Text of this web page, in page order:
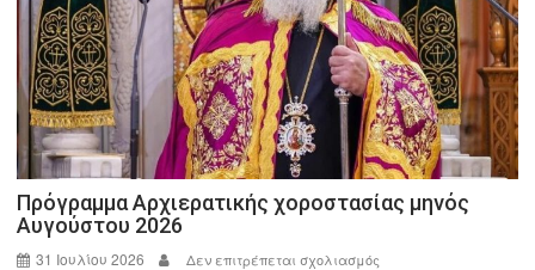
τον
Διοικητή
της
ΑΑΔΕ
Πρόγραμμα Αρχιερατικής χοροστασίας μηνός
Αυγούστου 2026
31 Ιουλίου 2026 Δεν επιτρέπεται σχολιασμός